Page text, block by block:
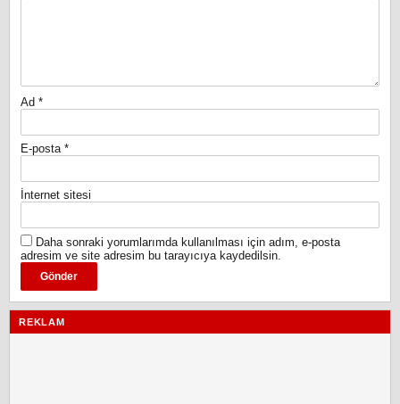
Ad *
E-posta *
İnternet sitesi
Daha sonraki yorumlarımda kullanılması için adım, e-posta
adresim ve site adresim bu tarayıcıya kaydedilsin.
REKLAM